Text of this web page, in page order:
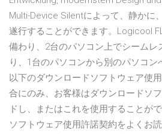
Multi-Device Silentによって、静かに
遂行することができます。Logicool
備わり、2台のパソコン上でシームレ
り、1台のパソコンから別のパソコ
以下のダウンロードソフトウェア使
合にのみ、お客様はダウンロードソ
ドし、またはこれを使用することが
ソフトウェア使用許諾契約をよくお